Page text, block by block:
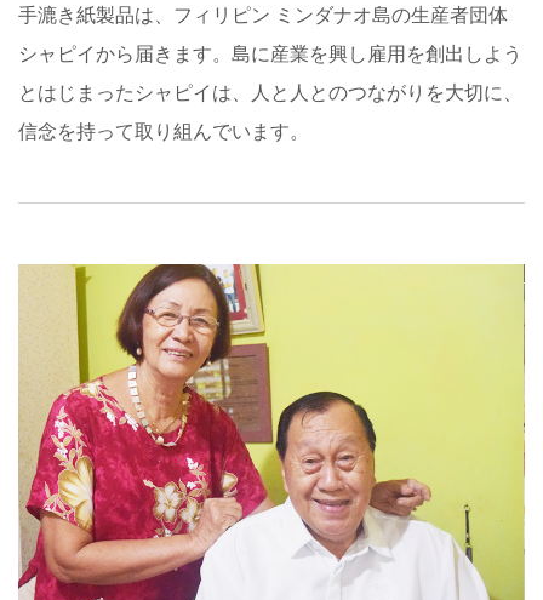
手漉き紙製品は、フィリピン ミンダナオ島の生産者団体
シャピイから届きます。島に産業を興し雇用を創出しよう
とはじまったシャピイは、人と人とのつながりを大切に、
信念を持って取り組んでいます。